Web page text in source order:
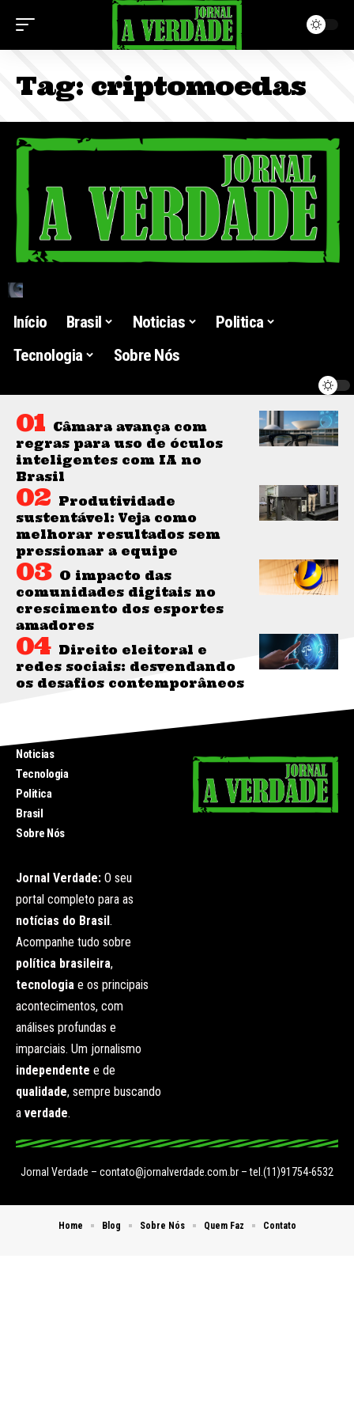
Tag: criptomoedas
Início Brasil Noticias
Politica
Tecnologia
Sobre Nós
Câmara avança com
regras para uso de óculos
inteligentes com IA no
Brasil
Produtividade
sustentável: Veja como
melhorar resultados sem
pressionar a equipe
O impacto das
comunidades digitais no
crescimento dos esportes
amadores
Direito eleitoral e
redes sociais: desvendando
os desafios contemporâneos
Noticias
Tecnologia
Politica
Brasil
Sobre Nós
Jornal Verdade: O seu
portal completo para as
notícias do Brasil .
Acompanhe tudo sobre
política brasileira,
tecnologia e os principais
acontecimentos, com
análises profundas e
imparciais. Um jornalismo
independente e de
qualidade, sempre buscando
a verdade.
Jornal Verdade – contato@jornalverdade.com.br – tel.(11)91754-6532
Home Blog Sobre Nós Quem Faz Contato